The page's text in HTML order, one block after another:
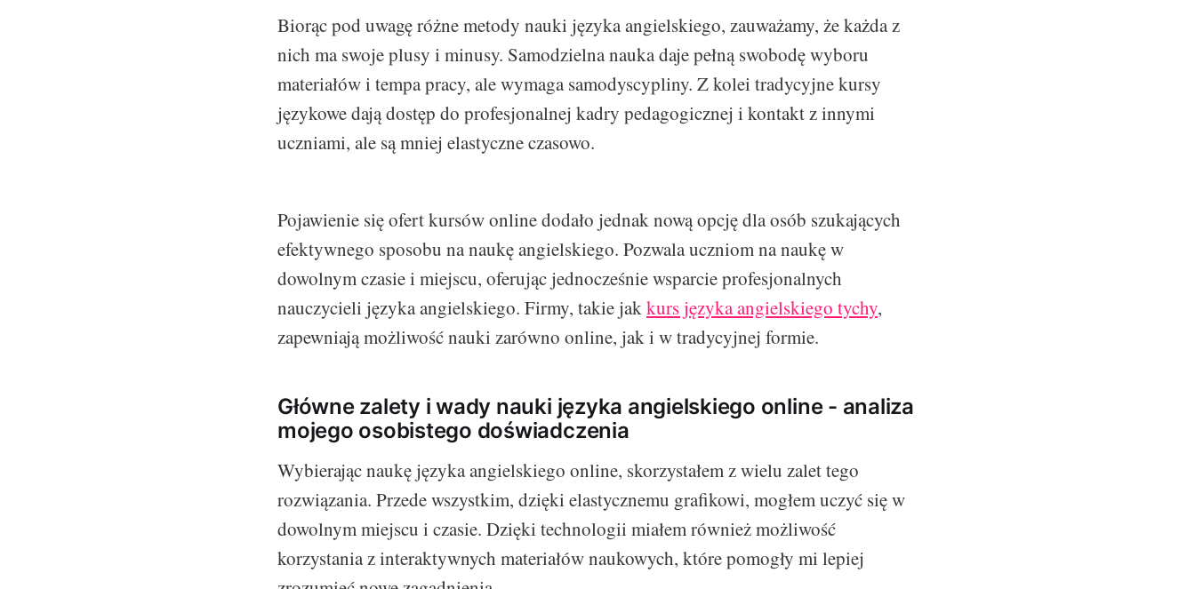
Biorąc pod uwagę różne metody nauki języka angielskiego, zauważamy, że każda z
nich ma swoje plusy i minusy. Samodzielna nauka daje pełną swobodę wyboru
materiałów i tempa pracy, ale wymaga samodyscypliny. Z kolei tradycyjne kursy
językowe dają dostęp do profesjonalnej kadry pedagogicznej i kontakt z innymi
uczniami, ale są mniej elastyczne czasowo.
Pojawienie się ofert kursów online dodało jednak nową opcję dla osób szukających
efektywnego sposobu na naukę angielskiego. Pozwala uczniom na naukę w
dowolnym czasie i miejscu, oferując jednocześnie wsparcie profesjonalnych
nauczycieli języka angielskiego. Firmy, takie jakkurs języka angielskiego tychy,
zapewniają możliwość nauki zarówno online, jak i w tradycyjnej formie.
Główne zalety i wady nauki języka angielskiego online - analiza
mojego osobistego doświadczenia
Wybierając naukę języka angielskiego online, skorzystałem z wielu zalet tego
rozwiązania. Przede wszystkim, dzięki elastycznemu grafikowi, mogłem uczyć się w
dowolnym miejscu i czasie. Dzięki technologii miałem również możliwość
korzystania z interaktywnych materiałów naukowych, które pomogły mi lepiej